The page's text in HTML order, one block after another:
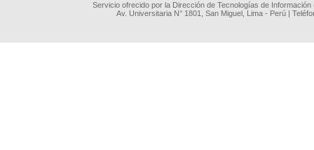
Servicio ofrecido por la Dirección de Tecnologías de
Av. Universitaria N° 1801, San Miguel, Lima - Perú |